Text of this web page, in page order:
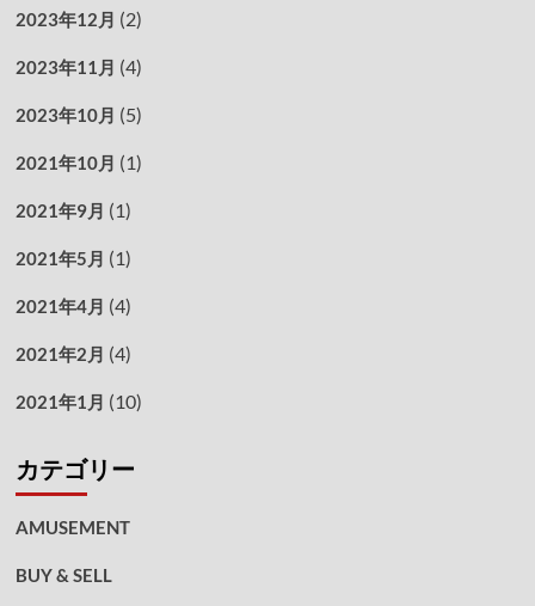
2023年12月 (2)
2023年11月 (4)
2023年10月 (5)
2021年10月 (1)
2021年9月 (1)
2021年5月 (1)
2021年4月 (4)
2021年2月 (4)
2021年1月 (10)
カテゴリー
AMUSEMENT
BUY & SELL